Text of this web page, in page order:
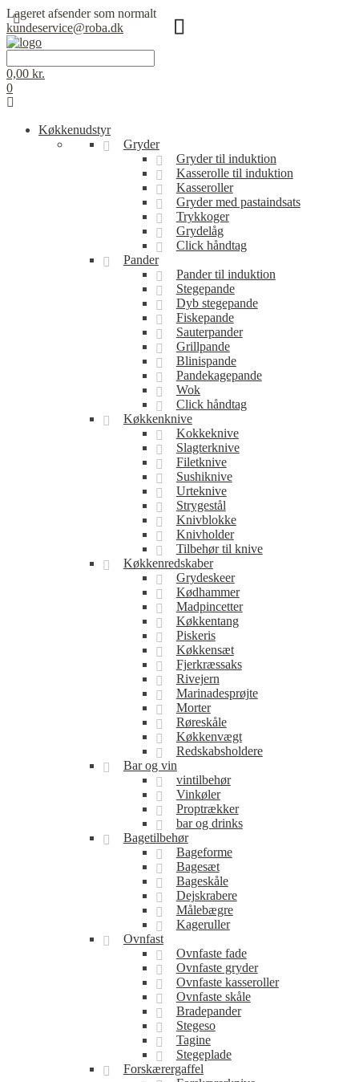
Lageret afsender som normalt
kundeservice@roba.dk
0,00 kr.
0
Køkkenudstyr
Gryder
Gryder til induktion
Kasserolle til induktion
Kasseroller
Gryder med pastaindsats
Trykkoger
Grydelåg
Click håndtag
Pander
Pander til induktion
Stegepande
Dyb stegepande
Fiskepande
Sauterpander
Grillpande
Blinispande
Pandekagepande
Wok
Click håndtag
Køkkenknive
Kokkeknive
Slagterknive
Filetknive
Sushiknive
Urteknive
Strygestål
Knivblokke
Knivholder
Tilbehør til knive
Køkkenredskaber
Grydeskeer
Kødhammer
Madpincetter
Køkkentang
Piskeris
Køkkensæt
Fjerkræssaks
Rivejern
Marinadesprøjte
Morter
Røreskåle
Køkkenvægt
Redskabsholdere
Bar og vin
vintilbehør
Vinkøler
Proptrækker
bar og drinks
Bagetilbehør
Bageforme
Bagesæt
Bageskåle
Dejskrabere
Målebægre
Kageruller
Ovnfast
Ovnfaste fade
Ovnfaste gryder
Ovnfaste kasseroller
Ovnfaste skåle
Bradepander
Stegeso
Tagine
Stegeplade
Forskærergaffel